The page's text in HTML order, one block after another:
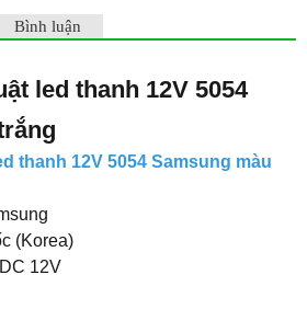
Bình luận
led thanh 12V 5054
thanh 12V 5054 Samsung màu
(Korea)
12V